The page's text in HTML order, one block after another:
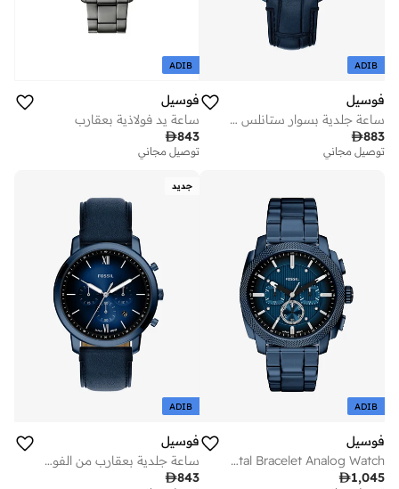
ADIB
فوسيل
ساعة جلدية بسوار ستانلس ستيل بعقارب
883
توصيل مجاني
ADIB
فوسيل
ساعة يد فولاذية بعقارب
843
توصيل مجاني
ADIB
فوسيل
Stainless Steel Metal Bracelet Analog Watch
1,045
جديد
ADIB
فوسيل
ساعة جلدية بعقارب من الفولاذ المقاوم للصدأ
843